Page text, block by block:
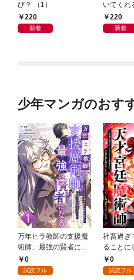
び？ （1）
220
新着
いてくれ
220
新着
少年マンガのおす
万年ヒラ教師の支援魔
術師、最強の賢者にな
る～不人気の支援魔術
師は給料泥棒だと魔術
0
試読フル
社畜過ぎ
ることに
魔術師～
ローライ
0
試読フル